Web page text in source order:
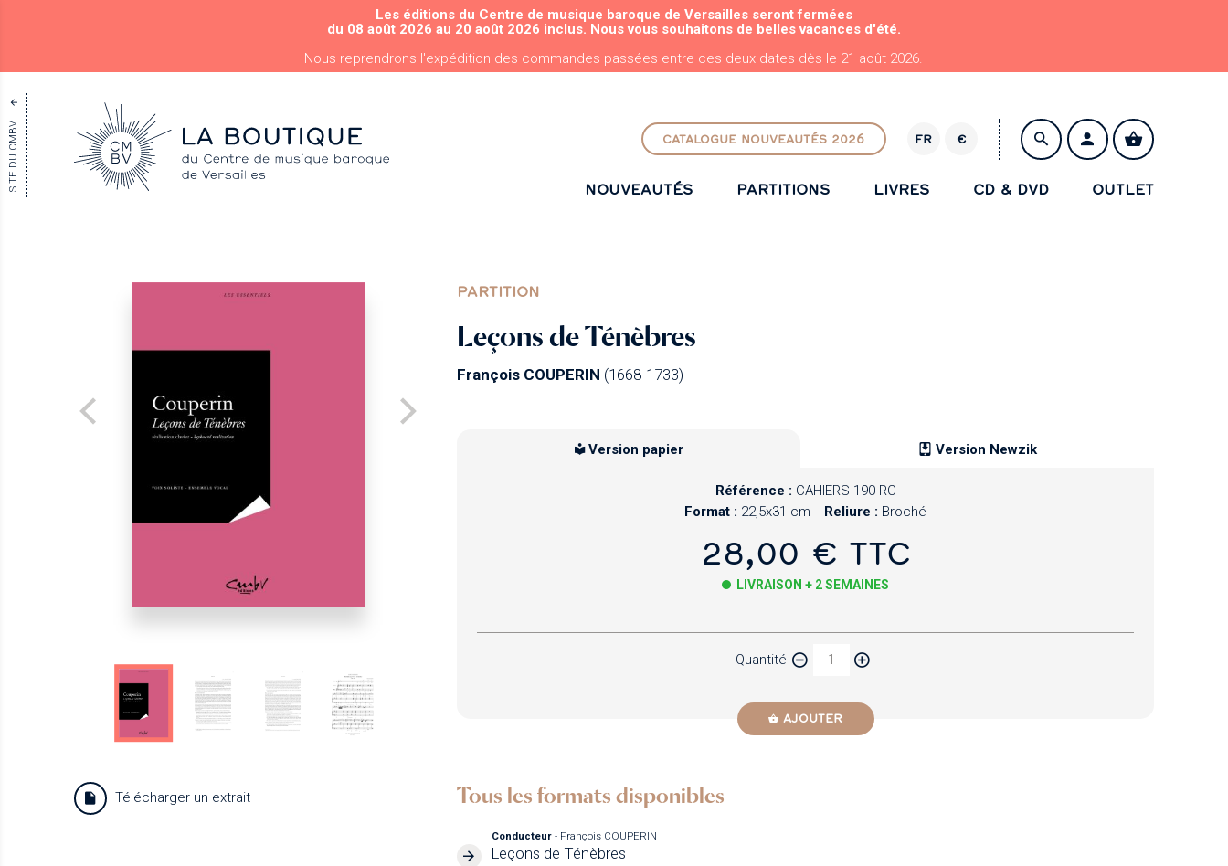
ALLER AU CONTENU PRINCIPAL
Les éditions du Centre de musique baroque de Versailles seront fermées
du 08 août 2026 au 20 août 2026 inclus. Nous vous souhaitons de belles vacances d'été.
Nous reprendrons l'expédition des commandes passées entre ces deux dates dès le 21 août 2026.
SITE DU CMBV CATALOGUE NOUVEAUTÉS 2026 FR
R
€
NOUVEAUTÉS PARTITIONS LIVRES CD & DVD OUTLET
PARTITION
Leçons de Ténèbres
François COUPERIN (1668-1733)
Télécharger un extrait
Version papier Version Newzik
Référence : CAHIERS-190-RC
Format : 22,5x31 cm Reliure : Broché
28,00 € TTC
LIVRAISON + 2 SEMAINES
Quantité
AJOUTER
Tous les formats disponibles
Conducteur- François COUPERIN
Leçons de Ténèbres